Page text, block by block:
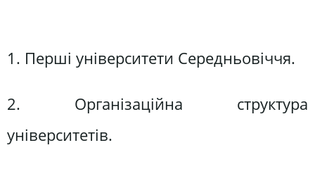
1. Перші університети Середньовіччя.
2. Організаційна структура
університетів.